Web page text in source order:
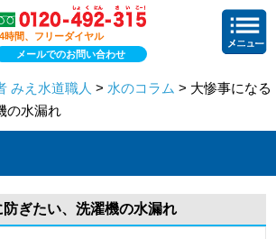
時間、フリーダイヤル
メールでのお問い合わせ
みえ水道職人 > 水のコラム > 大惨事になる
の水漏れ
ぎたい、洗濯機の水漏れ